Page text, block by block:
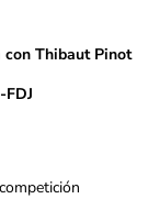
con Thibaut Pinot
FDJ